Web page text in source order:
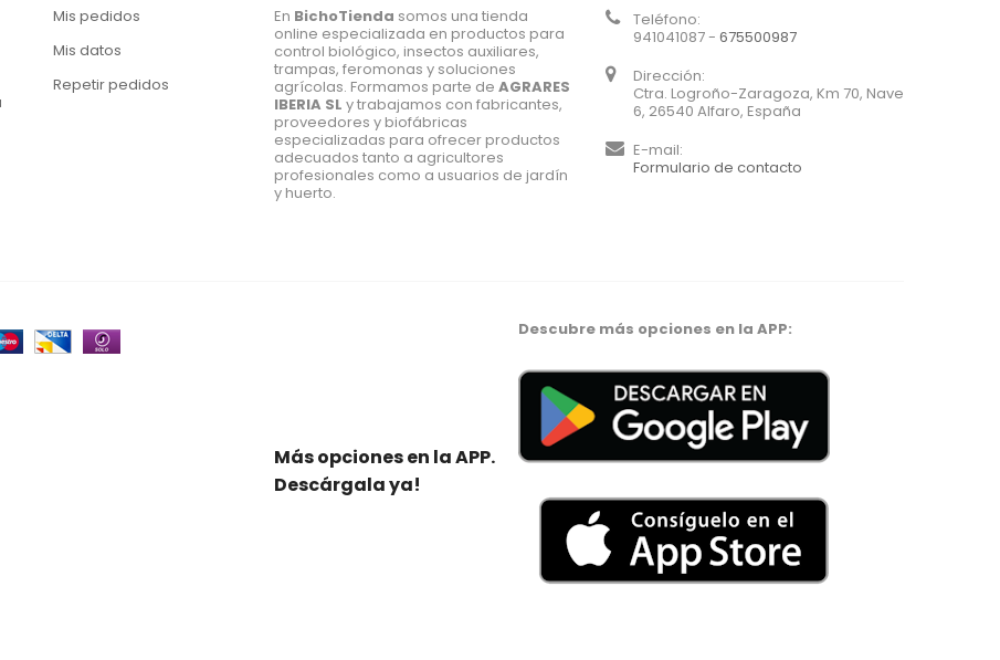
Mis pedidos
Mis datos
Repetir pedidos
En BichoTienda somos una tienda
online especializada en productos para
control biológico, insectos auxiliares,
trampas, feromonas y soluciones
agrícolas. Formamos parte de AGRARES
IBERIA SL y trabajamos con fabricantes,
proveedores y biofábricas
especializadas para ofrecer productos
adecuados tanto a agricultores
profesionales como a usuarios de jardín
y huerto.
Teléfono:
941041087 - 675500987
Dirección:
Ctra. Logroño-Zaragoza, Km 70, Nave
6, 26540 Alfaro, España
E-mail:
Formulario de contacto
Más opciones en la APP.
Descárgala ya!
Descubre más opciones en la APP: